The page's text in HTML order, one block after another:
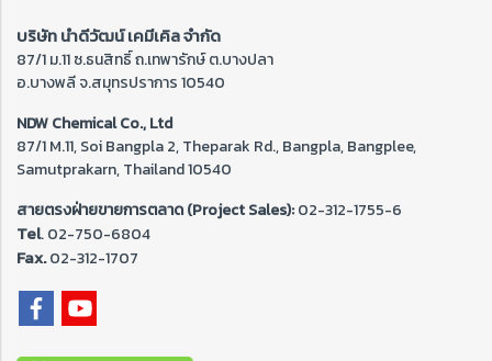
บริษัท นำดีวัฒน์ เคมีเคิล จำกัด
87/1 ม.11 ซ.ธนสิทธิ์ ถ.เทพารักษ์ ต.บางปลา
อ.บางพลี จ.สมุทรปราการ 10540
NDW Chemical Co., Ltd
87/1 M.11, Soi Bangpla 2, Theparak Rd., Bangpla, Bangplee,
Samutprakarn, Thailand 10540
สายตรงฝ่ายขายการตลาด (Project Sales):02-312-1755-6
Tel. 02-750-6804
Fax.02-312-1707